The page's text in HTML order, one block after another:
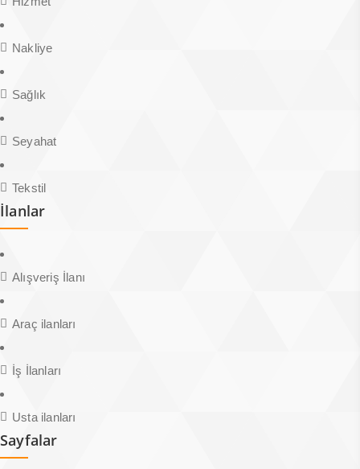
Nakliye
Sağlık
Seyahat
Tekstil
İlanlar
Alışveriş İlanı
Araç ilanları
İş İlanları
Usta ilanları
Sayfalar